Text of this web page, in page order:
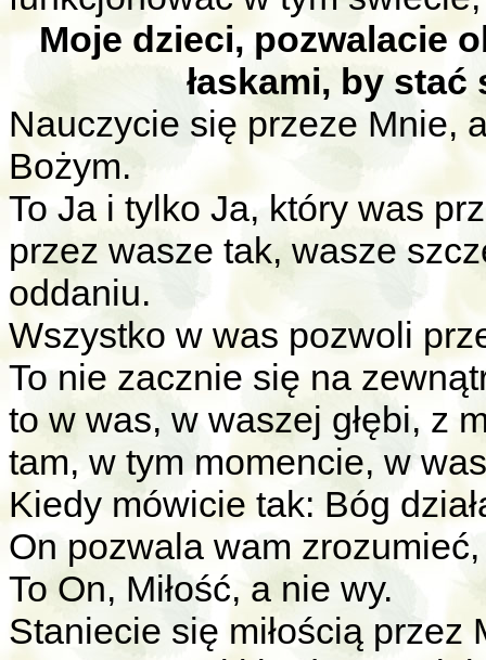
Moje dzieci, pozwalacie
łaskami, by
Nauczycie się przeze Mnie,
Bożym.
To Ja i tylko Ja, który was
przez wasze tak, wasze
oddaniu.
Wszystko w was pozwoli
To nie zacznie się na
to w was, w waszej głębi, z
tam, w tym momencie, w
Kiedy mówicie tak: Bóg
On pozwala wam
To On, Miłość, a nie wy.
Staniecie się miłością przez